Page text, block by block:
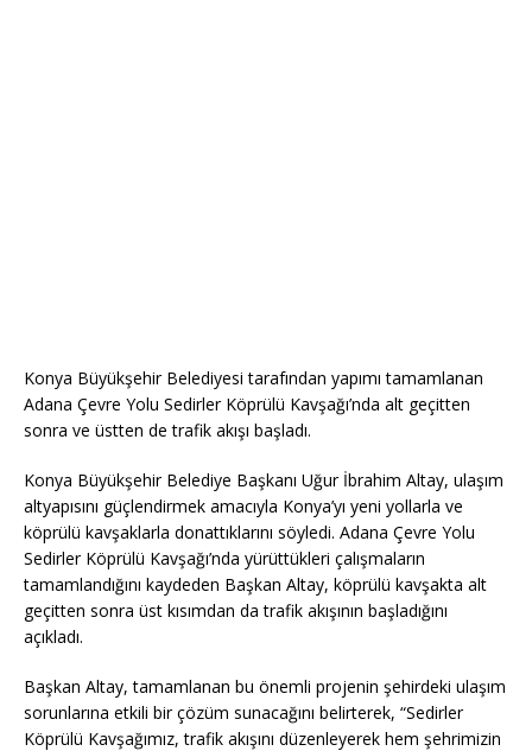
Konya Büyükşehir Belediyesi tarafından yapımı tamamlanan
Adana Çevre Yolu Sedirler Köprülü Kavşağı’nda alt geçitten
sonra ve üstten de trafik akışı başladı.
Konya Büyükşehir Belediye Başkanı Uğur İbrahim Altay, ulaşım
altyapısını güçlendirmek amacıyla Konya’yı yeni yollarla ve
köprülü kavşaklarla donattıklarını söyledi. Adana Çevre Yolu
Sedirler Köprülü Kavşağı’nda yürüttükleri çalışmaların
tamamlandığını kaydeden Başkan Altay, köprülü kavşakta alt
geçitten sonra üst kısımdan da trafik akışının başladığını
açıkladı.
Başkan Altay, tamamlanan bu önemli projenin şehirdeki ulaşım
sorunlarına etkili bir çözüm sunacağını belirterek, “Sedirler
Köprülü Kavşağımız, trafik akışını düzenleyerek hem şehrimizin